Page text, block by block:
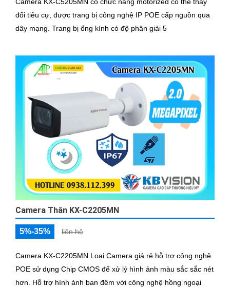
đổi tiêu cự, được trang bị công nghệ IP POE cấp nguồn qua
dây mạng. Trang bị ống kính có độ phân giải 5
Camera Thân KX-C2205MN
5%-35% liên hệ
Camera KX-C2205MN Loại Camera giá rẻ hỗ trợ công nghệ
POE sử dụng Chip CMOS để xử lý hình ảnh màu sắc sắc nét
hơn. Hỗ trợ hình ảnh ban đêm với công nghệ hồng ngoại